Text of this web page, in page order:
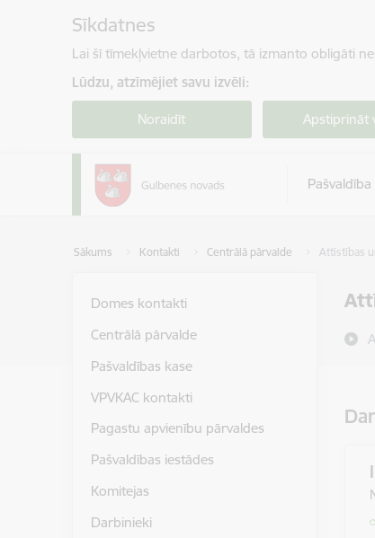
Sīkdatnes
Lai šī tīmekļvietne darbotos, tā izmanto obligāti
Lūdzu, atzīmējiet savu izvēli:
Noraidīt Apstiprināt
Pašvaldība
Sākums Kontakti Centrālā pārvalde Attīstības
Domes kontakti
Centrālā pārvalde
Pašvaldības kase
VPVKAC kontakti
Pagastu apvienību pārvaldes
Pašvaldības iestādes
Komitejas
Darbinieki